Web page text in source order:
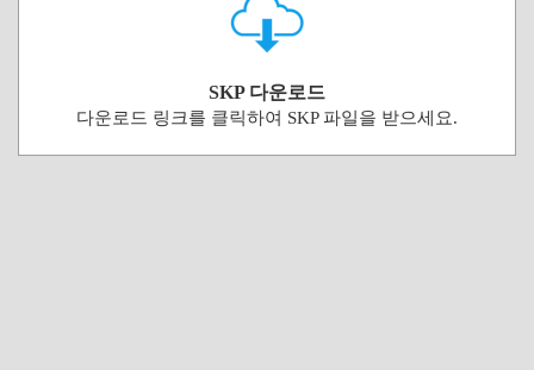
SKP 다운로드
다운로드 링크를 클릭하여 SKP 파일을 받으세요.